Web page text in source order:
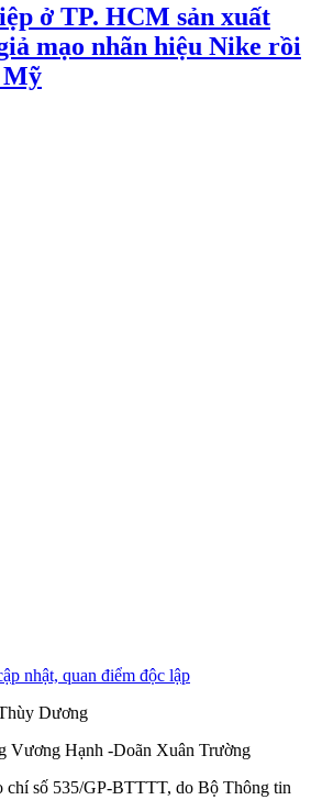
ở TP. HCM sản xuất
mạo nhãn hiệu Nike rồi
Mỹ
nhật, quan điểm độc lập
Dương
Vương Hạnh -Doãn Xuân Trường
chí số 535/GP-BTTTT, do Bộ Thông tin